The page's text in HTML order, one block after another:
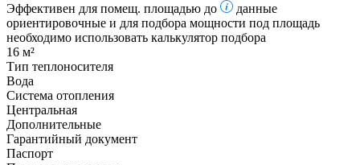
Эффективен для помещ. площадью до
данные
ориентировочные и для подбора мощности под площадь
необходимо использовать калькулятор подбора
16 м²
Тип теплоносителя
Вода
Система отопления
Центральная
Дополнительные
Гарантийный документ
Паспорт